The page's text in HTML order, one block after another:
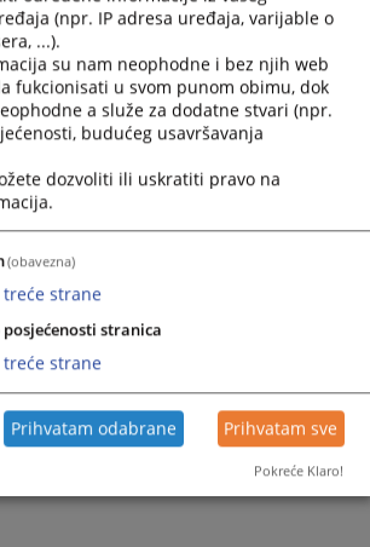
u 13,00 sati.
na: Srpski jezik
(npr. IP adresa uređaja, varijable o
...).
su nam neophodne i bez njih web
fukcionisati u svom punom obimu, dok
a služe za dodatne stvari (npr.
budućeg usavršavanja
dozvoliti ili uskratiti pravo na
(obavezna)
treće strane
stranica
treće strane
Prihvatam odabrane Prihvatam sve
Pokreće Klaro!